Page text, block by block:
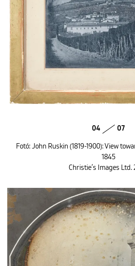
04 07
Fotó: John Ruskin (1819-1900): View
1845
Christie’s Images Ltd.